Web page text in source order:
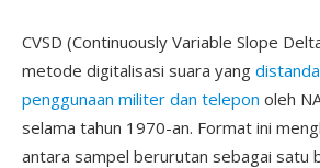
CVSD (Continuously Variable Slope
metode digitalisasi suara yang
penggunaan militer dan telepon oleh
selama tahun 1970-an. Format ini
antara sampel berurutan sebagai satu